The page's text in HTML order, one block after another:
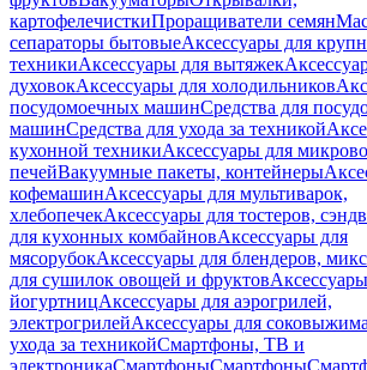
картофелечисткиПроращиватели семян
сепараторы бытовыеАксессуары для
техникиАксессуары для вытяжек
духовокАксессуары для холодильников
посудомоечных машинСредства для
машинСредства для ухода за техникой
кухонной техникиАксессуары для
печейВакуумные пакеты, контейнеры
кофемашинАксессуары для мультиварок,
хлебопечекАксессуары для тостеров,
для кухонных комбайновАксессуары для
мясорубокАксессуары для блендеров,
для сушилок овощей и фруктов
йогуртницАксессуары для аэрогрилей,
электрогрилейАксессуары для
ухода за техникойСмартфоны, ТВ и
электроникаСмартфоныСмартфоны